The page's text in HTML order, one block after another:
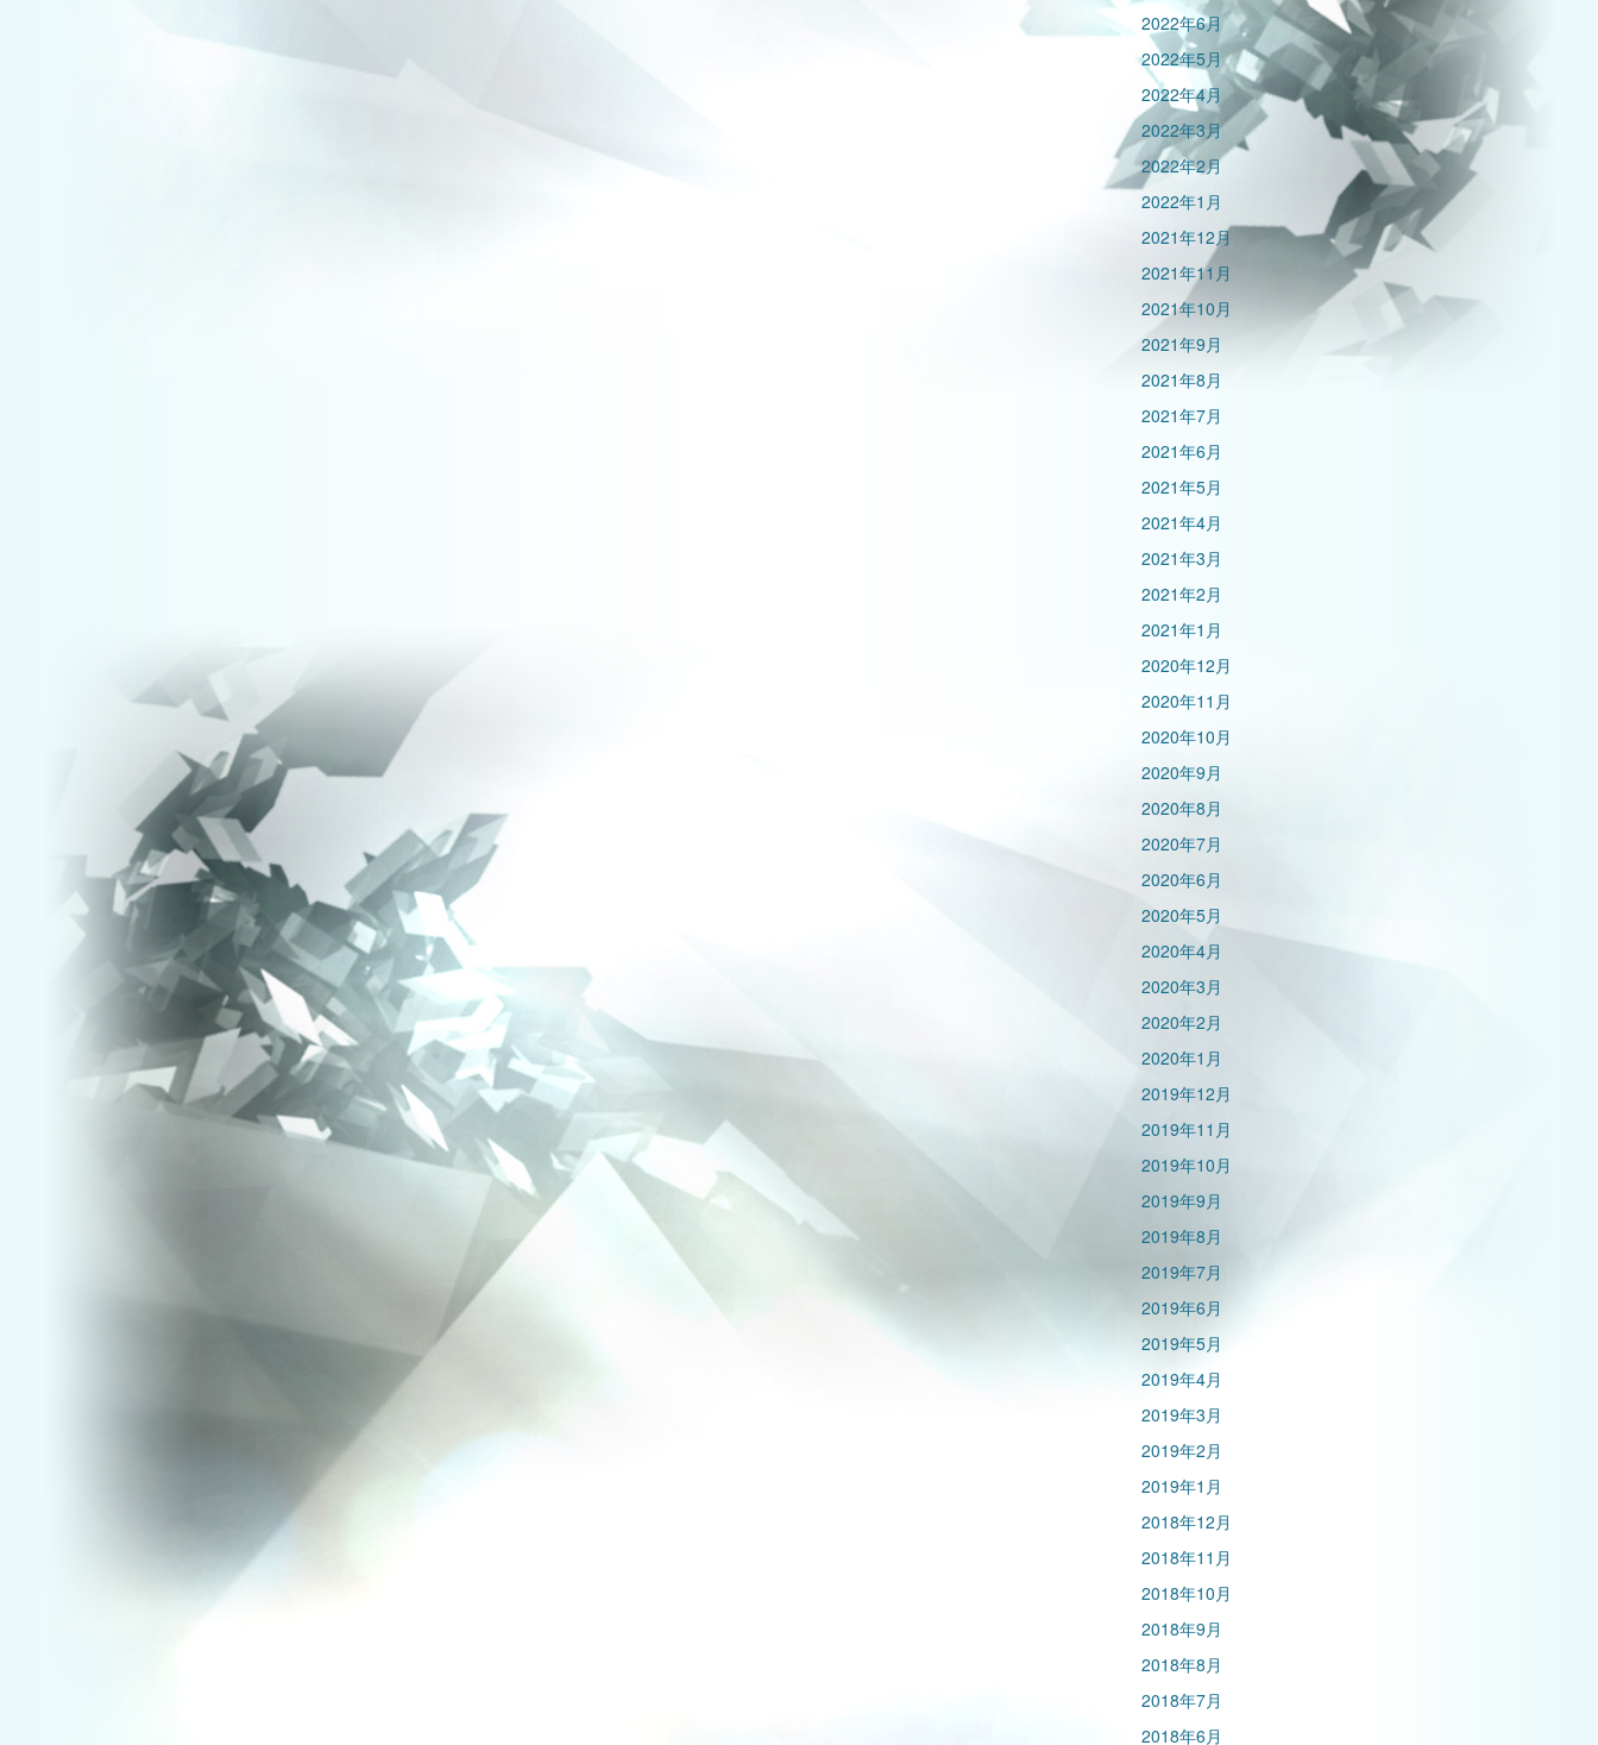
2022年6月
2022年5月
2022年4月
2022年3月
2022年2月
2022年1月
2021年12月
2021年11月
2021年10月
2021年9月
2021年8月
2021年7月
2021年6月
2021年5月
2021年4月
2021年3月
2021年2月
2021年1月
2020年12月
2020年11月
2020年10月
2020年9月
2020年8月
2020年7月
2020年6月
2020年5月
2020年4月
2020年3月
2020年2月
2020年1月
2019年12月
2019年11月
2019年10月
2019年9月
2019年8月
2019年7月
2019年6月
2019年5月
2019年4月
2019年3月
2019年2月
2019年1月
2018年12月
2018年11月
2018年10月
2018年9月
2018年8月
2018年7月
2018年6月